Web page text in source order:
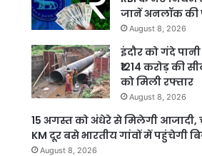
जानें अनलॉक की
August 8, 2026
इंदौर को गंदे
₹1214 करोड़ की
को मिली रफ्तार
August 8, 2026
15 अगस्त को अंधेरे से मिलेगी आजादी,
KM दूर बसे भारतीय गांवों में पहुंचेगी
August 8, 2026